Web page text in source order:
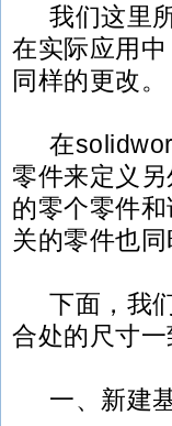
我们这里所
在实际应用
同样的更改。
在
零件来定义
的零个零件
关的零件也同
下面，我们
合处的尺寸
一、新建